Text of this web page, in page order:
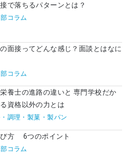
で落ちるパターンとは？
コラム
面接ってどんな感じ？面談とはなに
コラム
養士の進路の違いと 専門学校だか
資格以外の力とは
調理・製菓・製パン
び方 6つのポイント
コラム